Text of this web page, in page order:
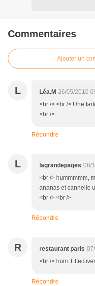
Commentaires
Ajouter un
L Léa.M 26/05/2010
<br /> <br /> Une
<br />
Répondre
L lagrandepages 08/
<br /> hummmmm,
ananas et cannelle
<br /> <br />
Répondre
R restaurant paris
<br />
Répondre